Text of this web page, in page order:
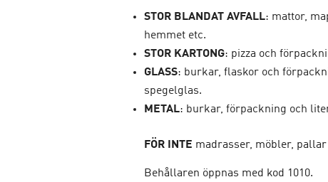
STOR BLANDAT AVFALL: mattor,
hemmet etc.
STOR KARTONG: pizza och
GLASS: burkar, flaskor och
spegelglas.
METAL: burkar, förpackning och
FÖR INTE madrasser, möbler, pallar
Behållaren öppnas med kod 1010.